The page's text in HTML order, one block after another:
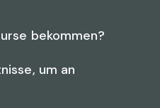
bekommen?
um an